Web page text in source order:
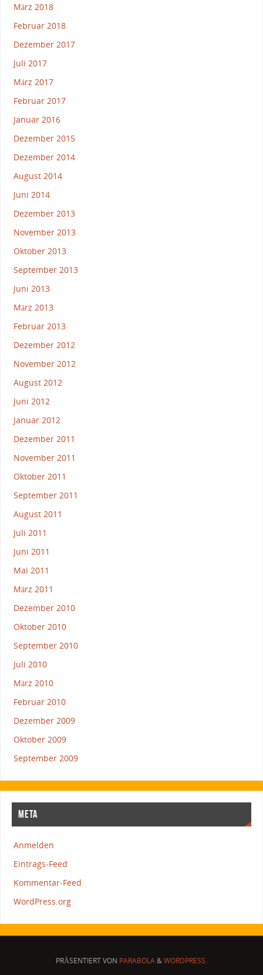
März 2018
Februar 2018
Dezember 2017
Juli 2017
März 2017
Februar 2017
Januar 2016
Dezember 2015
Dezember 2014
August 2014
Juni 2014
Dezember 2013
November 2013
Oktober 2013
September 2013
Juni 2013
März 2013
Februar 2013
Dezember 2012
November 2012
August 2012
Juni 2012
Januar 2012
Dezember 2011
November 2011
Oktober 2011
September 2011
August 2011
Juli 2011
Juni 2011
Mai 2011
März 2011
Dezember 2010
Oktober 2010
September 2010
Juli 2010
März 2010
Februar 2010
Dezember 2009
Oktober 2009
September 2009
META
Anmelden
Eintrags-Feed
Kommentar-Feed
WordPress.org
PRÄSENTIERT VON PARABOLA&WORDPRESS.